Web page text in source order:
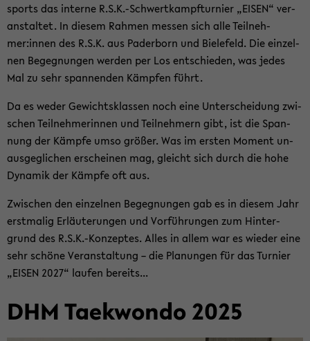
sports das in­ter­ne R.S.K.-​Schwertkampfturnier „EISEN“ ver­
an­stal­tet. In die­sem Rah­men mes­sen sich alle Teil­neh­
mer:innen des R.S.K. aus Pa­der­born und Bie­le­feld. Die ein­zel­
nen Be­geg­nun­gen wer­den per Los ent­schie­den, was jedes
Mal zu sehr span­nen­den Kämp­fen führt.
Da es weder Ge­wichts­klas­sen noch eine Un­ter­schei­dung zwi­
schen Teil­neh­me­rin­nen und Teil­neh­mern gibt, ist die Span­
nung der Kämp­fe umso grö­ßer. Was im ers­ten Mo­ment un­
aus­ge­gli­chen er­schei­nen mag, gleicht sich durch die hohe
Dy­na­mik der Kämp­fe oft aus.
Zwi­schen den ein­zel­nen Be­geg­nun­gen gab es in die­sem Jahr
erst­ma­lig Er­läu­te­run­gen und Vor­füh­run­gen zum Hin­ter­
grund des R.S.K.-​Konzeptes. Alles in allem war es wie­der eine
sehr schö­ne Ver­an­stal­tung – die Pla­nun­gen für das Tur­nier
„EISEN 2027“ lau­fen be­reits...
DHM Tae­kwon­do 2025